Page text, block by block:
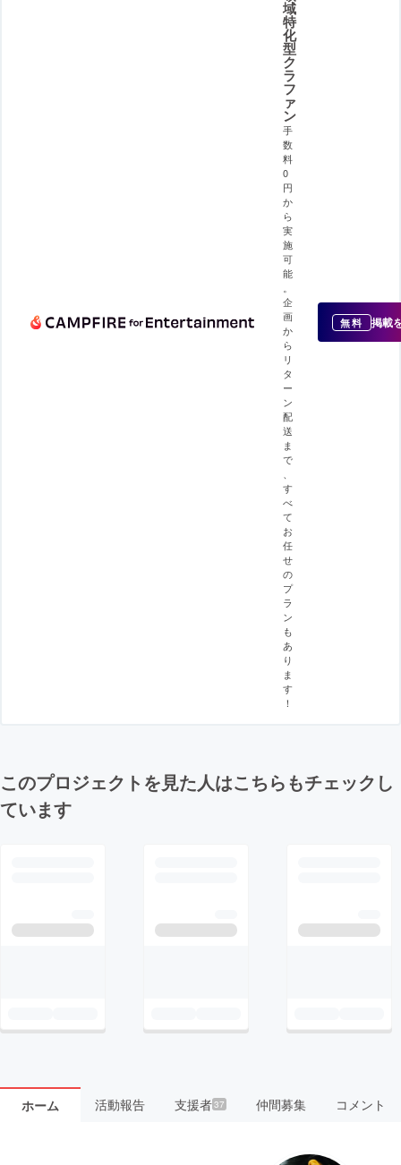
域
特
化
型
ク
ラ
フ
ァ
ン
手
数
料
0
円
か
ら
実
施
可
能
企
画
か
ら
リ
タ
ー
ン
配
送
ま
で
す
べ
て
お
任
せ
の
プ
ラ
ン
も
あ
り
ま
す
！
無料 掲載
このプロジェクトを見た人はこちらもチェックし
ています
ホーム 活動報告 支援者37 仲間募集 コメント